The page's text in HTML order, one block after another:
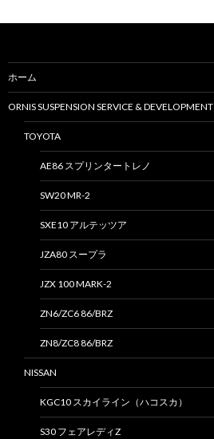
ホーム
ORNIS SUSPENSION SERVICE & DEVELOPMENT
TOYOTA
AE86 スプリンタートレノ
SW20 MR-2
SXE10 アルテッツア
JZA80 スープラ
JZX 100 MARK-2
ZN6/ZC6 86/BRZ
ZN8/ZC8 86/BRZ
NISSAN
KGC10 スカイライン（ハコスカ）
S30 フェアレディZ